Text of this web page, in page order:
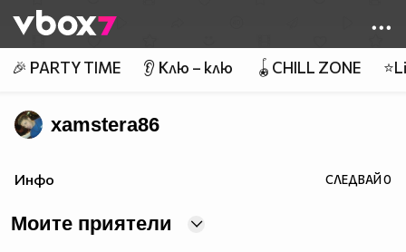
👾
🎉 PARTY TIME 👂 Клю – клю 🪀CHILL ZONE
xamstera86
Инфо СЛЕДВАЙ0
Моите приятели